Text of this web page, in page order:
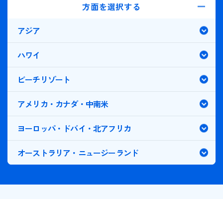
方面を選択する
アジア
ハワイ
ビーチリゾート
アメリカ・カナダ・中南米
ヨーロッパ・ドバイ・北アフリカ
オーストラリア・ニュージーランド
4 5 10
11 12 13 14 17
20 21 24
25 26 27 28 29 30 31
歴史
美術館・博物館
寺社・札所めぐり
音楽・コンサート
祭り・ショー
イルミネーション
花 / 自然